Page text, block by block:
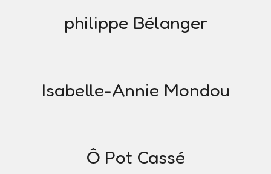
philippe Bélanger
Isabelle-Annie Mondou
Ô Pot Cassé